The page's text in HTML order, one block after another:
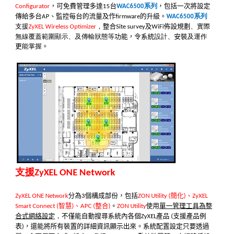
Configurator ，可免費管理多達15台WAC6500系列 ，包括一次將設定
傳給多台AP 、監控每台的流量及作firmware的升級。 WAC6500系列
支援ZyXEL Wireless Optimizer ， 整合Site survey及WiFi佈設規劃、實際
無線覆蓋範圍顯示、及傳輸狀態等功能，令系統設計、 安裝及運作
更能掌握 。
支援ZyXEL ONE Network
ZyXEL ONE Network分為3個構成部份，包括ZON Utility (簡化) 、 ZyXEL
Smart Connect (智慧) 、 APC (整合) 。 ZON Utility使用單一管理工具為整
合式網絡設定 ， 不僅能自動搜尋系統內各個ZyXEL產品 (支援產品例
表) ，還能將所有裝置的詳細資訊顯示出來。系統配置設定只要透過